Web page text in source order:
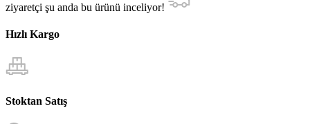
ziyaretçi şu anda bu ürünü inceliyor!
Hızlı Kargo
Stoktan Satış